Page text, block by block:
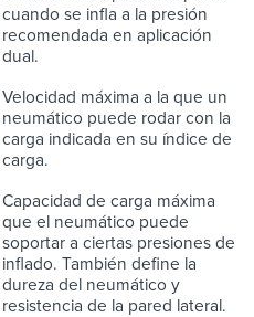
cuando se infla a la presión
recomendada en aplicación
dual.
Velocidad máxima a la que un
neumático puede rodar con la
carga indicada en su índice de
carga.
Capacidad de carga máxima
que el neumático puede
soportar a ciertas presiones de
inflado. También define la
dureza del neumático y
resistencia de la pared lateral.